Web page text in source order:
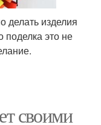
с малышами
делать изделия
это не
своими